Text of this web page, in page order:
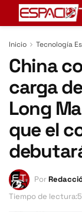
Inicio Tecnología
China
carga
Long
que el
Por
Tiempo de